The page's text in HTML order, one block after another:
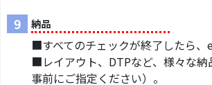
9 納品
■すべてのチェックが終了したら、
■レイアウト、DTPなど、様々な納
事前にご指定ください）。